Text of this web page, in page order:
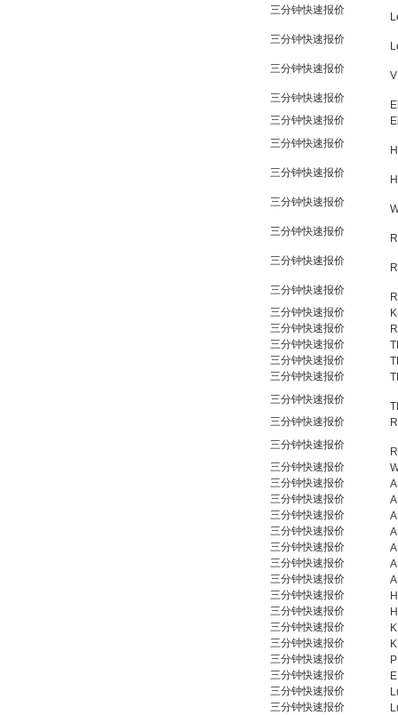
三分钟快速报价
三分钟快速报价
三分钟快速报价
三分钟快速报价
三分钟快速报价
三分钟快速报价
三分钟快速报价
三分钟快速报价
三分钟快速报价
三分钟快速报价
三分钟快速报价
三分钟快速报价
三分钟快速报价
三分钟快速报价
三分钟快速报价
三分钟快速报价
三分钟快速报价
三分钟快速报价
三分钟快速报价
三分钟快速报价
三分钟快速报价
三分钟快速报价
三分钟快速报价
三分钟快速报价
三分钟快速报价
三分钟快速报价
三分钟快速报价
三分钟快速报价
三分钟快速报价
三分钟快速报价
三分钟快速报价
三分钟快速报价
三分钟快速报价
三分钟快速报价
三分钟快速报价